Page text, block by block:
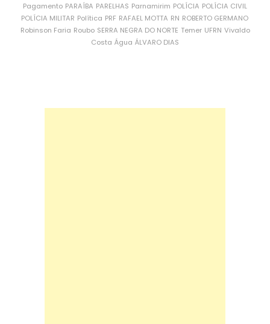
Pagamento PARAÍBA PARELHAS Parnamirim POLÍCIA POLÍCIA CIVIL
POLÍCIA MILITAR Política PRF RAFAEL MOTTA RN ROBERTO GERMANO
Robinson Faria Roubo SERRA NEGRA DO NORTE Temer UFRN Vivaldo
Costa Água ÁLVARO DIAS